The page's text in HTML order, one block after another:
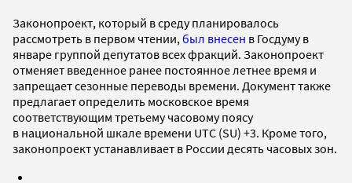
Законопроект, который в среду планировалось
рассмотреть в первом чтении, был внесен в Госдуму в
январе группой депутатов всех фракций. Законопроект
отменяет введенное ранее постоянное летнее время и
запрещает сезонные переводы времени. Документ также
предлагает определить московское время
соответствующим третьему часовому поясу
в национальной шкале времени UTC (SU) +3. Кроме того,
законопроект устанавливает в России десять часовых зон.